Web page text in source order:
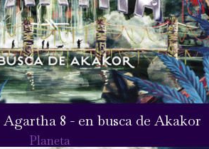
8 - en busca de Akakor
Planeta